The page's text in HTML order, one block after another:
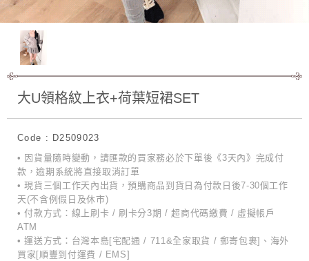
大U領格紋上衣+荷葉短裙SET
Code : D2509023
• 因貨量隨時變動，請匯款的買家務必於下單後《3天內》完成付
款，逾期系統將直接取消訂單
• 現貨三個工作天內出貨，預購商品到貨日為付款日後7-30個工作
天(不含例假日及休市)
• 付款方式：線上刷卡 / 刷卡分3期 / 超商代碼繳費 / 虛擬帳戶
ATM
• 運送方式：台灣本島[宅配通 / 711&全家取貨 / 郵寄包裹]、海外
買家[順豐到付運費 / EMS]